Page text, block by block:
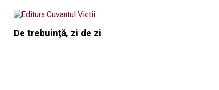
De trebuință, zi de zi